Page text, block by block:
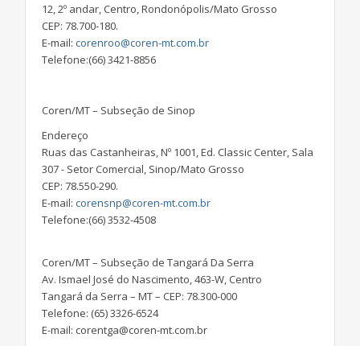
12, 2º andar, Centro, Rondonópolis/Mato Grosso
CEP: 78.700-180.
E-mail: corenroo@coren-mt.com.br
Telefone:(66) 3421-8856
Coren/MT – Subseção de Sinop
Endereço
Ruas das Castanheiras, Nº 1001, Ed. Classic Center, Sala
307 - Setor Comercial, Sinop/Mato Grosso
CEP: 78.550-290.
E-mail: corensnp@coren-mt.com.br
Telefone:(66) 3532-4508
Coren/MT – Subseção de Tangará Da Serra
Av. Ismael José do Nascimento, 463-W, Centro
Tangará da Serra – MT – CEP: 78.300-000
Telefone: (65) 3326-6524
E-mail: corentga@coren-mt.com.br